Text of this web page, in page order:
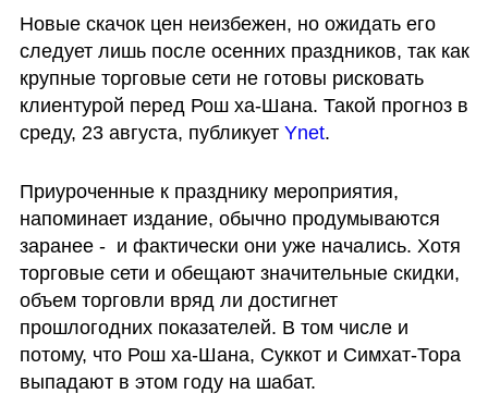
Новые скачок цен неизбежен, но ожидать его
следует лишь после осенних праздников, так как
крупные торговые сети не готовы рисковать
клиентурой перед Рош ха-Шана. Такой прогноз в
среду, 23 августа, публикует Ynet.
Приуроченные к празднику мероприятия,
напоминает издание, обычно продумываются
заранее -  и фактически они уже начались. Хотя
торговые сети и обещают значительные скидки,
объем торговли вряд ли достигнет
прошлогодних показателей. В том числе и
потому, что Рош ха-Шана, Суккот и Симхат-Тора
выпадают в этом году на шабат.